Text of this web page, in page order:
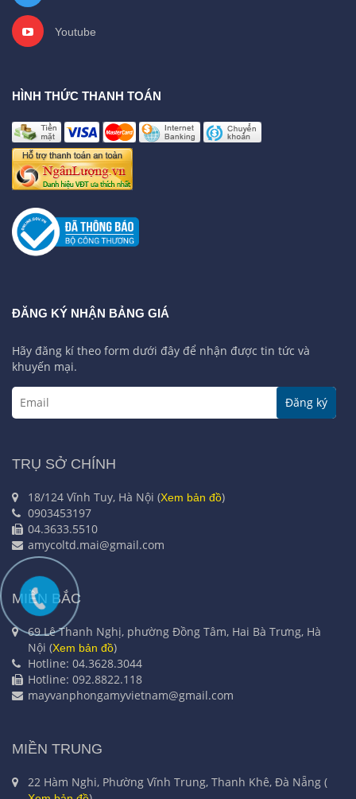
Youtube
HÌNH THỨC THANH TOÁN
ĐĂNG KÝ NHẬN BẢNG GIÁ
Hãy đăng kí theo form dưới đây để nhận được tin tức và
khuyến mại.
Đăng ký
TRỤ SỞ CHÍNH
18/124 Vĩnh Tuy, Hà Nội (Xem bản đồ)
0903453197
04.3633.5510
amycoltd.mai@gmail.com
MIỀN BẮC
69 Lê Thanh Nghị, phường Đồng Tâm, Hai Bà Trưng, Hà
Nội (Xem bản đồ)
Hotline: 04.3628.3044
Hotline: 092.8822.118
mayvanphongamyvietnam@gmail.com
MIỀN TRUNG
22 Hàm Nghi, Phường Vĩnh Trung, Thanh Khê, Đà Nẵng (